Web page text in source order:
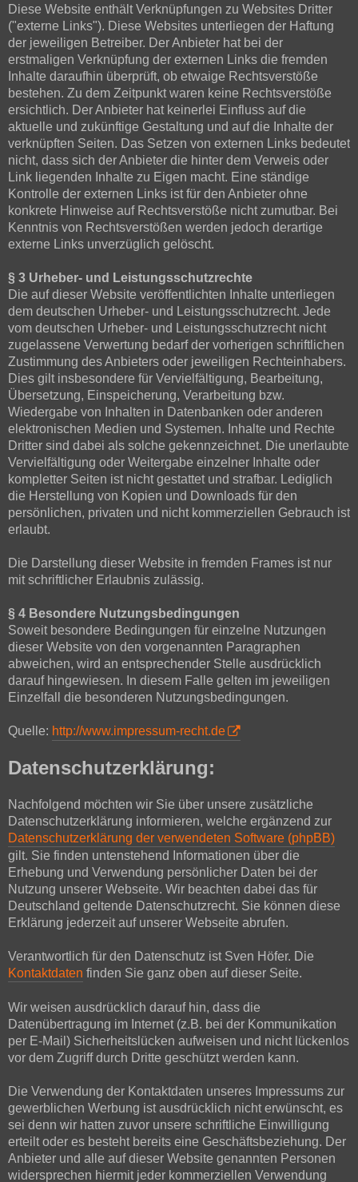
Diese Website enthält Verknüpfungen zu Websites Dritter
("externe Links"). Diese Websites unterliegen der Haftung
der jeweiligen Betreiber. Der Anbieter hat bei der
erstmaligen Verknüpfung der externen Links die fremden
Inhalte daraufhin überprüft, ob etwaige Rechtsverstöße
bestehen. Zu dem Zeitpunkt waren keine Rechtsverstöße
ersichtlich. Der Anbieter hat keinerlei Einfluss auf die
aktuelle und zukünftige Gestaltung und auf die Inhalte der
verknüpften Seiten. Das Setzen von externen Links bedeutet
nicht, dass sich der Anbieter die hinter dem Verweis oder
Link liegenden Inhalte zu Eigen macht. Eine ständige
Kontrolle der externen Links ist für den Anbieter ohne
konkrete Hinweise auf Rechtsverstöße nicht zumutbar. Bei
Kenntnis von Rechtsverstößen werden jedoch derartige
externe Links unverzüglich gelöscht.
§ 3 Urheber- und Leistungsschutzrechte
Die auf dieser Website veröffentlichten Inhalte unterliegen
dem deutschen Urheber- und Leistungsschutzrecht. Jede
vom deutschen Urheber- und Leistungsschutzrecht nicht
zugelassene Verwertung bedarf der vorherigen schriftlichen
Zustimmung des Anbieters oder jeweiligen Rechteinhabers.
Dies gilt insbesondere für Vervielfältigung, Bearbeitung,
Übersetzung, Einspeicherung, Verarbeitung bzw.
Wiedergabe von Inhalten in Datenbanken oder anderen
elektronischen Medien und Systemen. Inhalte und Rechte
Dritter sind dabei als solche gekennzeichnet. Die unerlaubte
Vervielfältigung oder Weitergabe einzelner Inhalte oder
kompletter Seiten ist nicht gestattet und strafbar. Lediglich
die Herstellung von Kopien und Downloads für den
persönlichen, privaten und nicht kommerziellen Gebrauch ist
erlaubt.
Die Darstellung dieser Website in fremden Frames ist nur
mit schriftlicher Erlaubnis zulässig.
§ 4 Besondere Nutzungsbedingungen
Soweit besondere Bedingungen für einzelne Nutzungen
dieser Website von den vorgenannten Paragraphen
abweichen, wird an entsprechender Stelle ausdrücklich
darauf hingewiesen. In diesem Falle gelten im jeweiligen
Einzelfall die besonderen Nutzungsbedingungen.
Quelle: http://www.impressum-recht.de
Datenschutzerklärung:
Nachfolgend möchten wir Sie über unsere zusätzliche
Datenschutzerklärung informieren, welche ergänzend zur
Datenschutzerklärung der verwendeten Software (phpBB)
gilt. Sie finden untenstehend Informationen über die
Erhebung und Verwendung persönlicher Daten bei der
Nutzung unserer Webseite. Wir beachten dabei das für
Deutschland geltende Datenschutzrecht. Sie können diese
Erklärung jederzeit auf unserer Webseite abrufen.
Verantwortlich für den Datenschutz ist Sven Höfer. Die
Kontaktdaten finden Sie ganz oben auf dieser Seite.
Wir weisen ausdrücklich darauf hin, dass die
Datenübertragung im Internet (z.B. bei der Kommunikation
per E-Mail) Sicherheitslücken aufweisen und nicht lückenlos
vor dem Zugriff durch Dritte geschützt werden kann.
Die Verwendung der Kontaktdaten unseres Impressums zur
gewerblichen Werbung ist ausdrücklich nicht erwünscht, es
sei denn wir hatten zuvor unsere schriftliche Einwilligung
erteilt oder es besteht bereits eine Geschäftsbeziehung. Der
Anbieter und alle auf dieser Website genannten Personen
widersprechen hiermit jeder kommerziellen Verwendung